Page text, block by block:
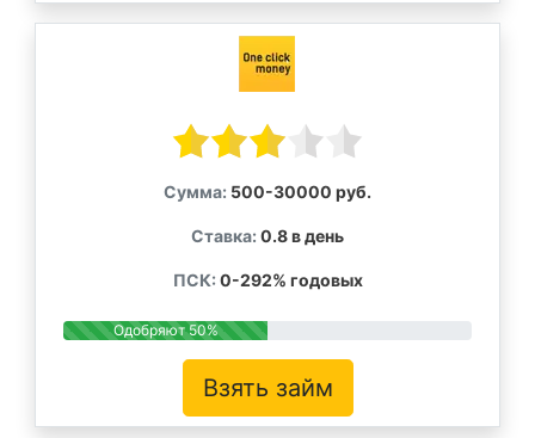
Сумма: 500-30000 руб.
Ставка: 0.8 в день
ПСК: 0-292% годовых
Одобряют 50%
Взять займ